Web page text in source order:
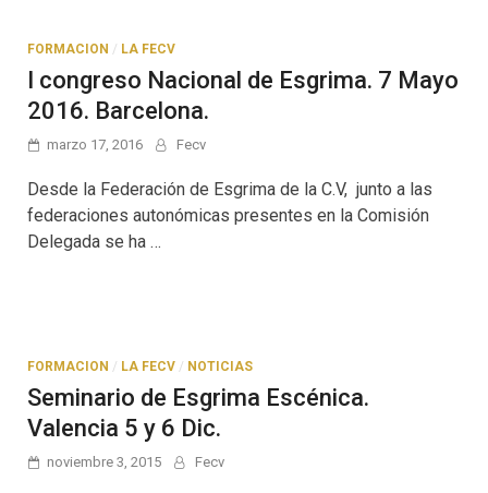
FORMACION / LA FECV
I congreso Nacional de Esgrima. 7 Mayo
2016. Barcelona.
marzo 17, 2016 Fecv
Desde la Federación de Esgrima de la C.V, junto a las
federaciones autonómicas presentes en la Comisión
Delegada se ha …
FORMACION / LA FECV / NOTICIAS
Seminario de Esgrima Escénica.
Valencia 5 y 6 Dic.
noviembre 3, 2015 Fecv